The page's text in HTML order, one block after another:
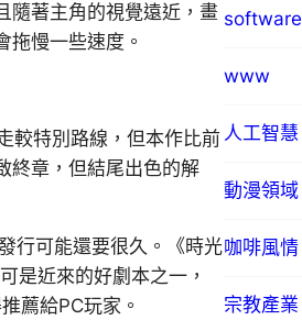
隨著主角的視覺遠近，畫
拖慢一些速度。
較特別路線，但本作比前
終章，但結尾出色的解
行可能還要很久。《時光
是近來的好劇本之一，
薦給PC玩家。
software
www
人工智慧
動漫領域
咖啡風情
宗教產業